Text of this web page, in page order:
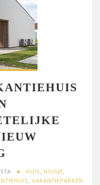
HUIS HUISJE
,VAKANTIEPARKEN